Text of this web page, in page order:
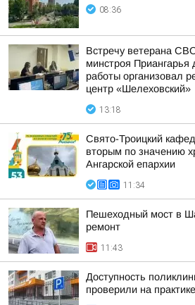
08:36
Встречу ветерана
минстроя
работы организовал
центр «Шелеховский»
13:18
Свято-Троицкий
вторым по значению
Ангарской епархии
11:34
Пешеходный мост в
ремонт
11:43
Доступность
проверили на практике